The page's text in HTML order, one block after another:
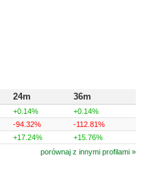
24m 36m
+0.14%
+0.14%
-94.32%
-112.81%
+17.24%
+15.76%
porównaj z innymi profilami »